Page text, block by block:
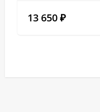
13 650 ₽